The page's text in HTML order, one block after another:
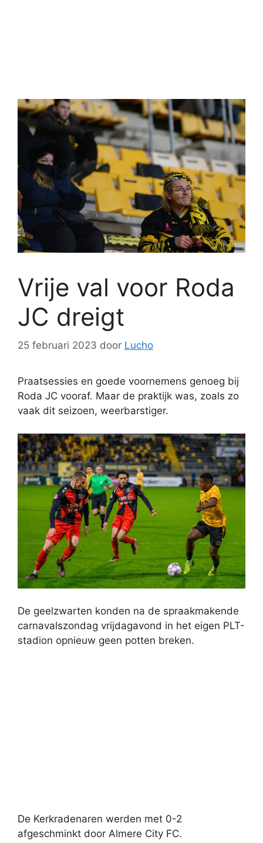
Vrije val voor Roda
JC dreigt
25 februari 2023 door Lucho
Praatsessies en goede voornemens genoeg bij
Roda JC vooraf. Maar de praktijk was, zoals zo
vaak dit seizoen, weerbarstiger.
De geelzwarten konden na de spraakmakende
carnavalszondag vrijdagavond in het eigen PLT-
stadion opnieuw geen potten breken.
De Kerkradenaren werden met 0-2
afgeschminkt door Almere City FC.